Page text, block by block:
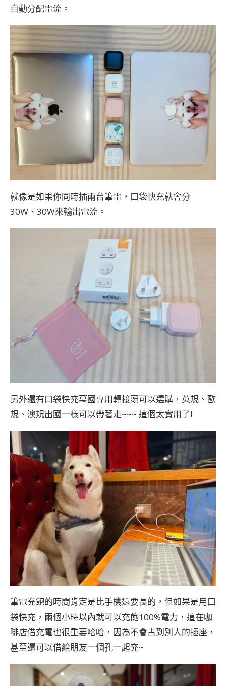
自動分配電流。
就像是如果你同時插兩台筆電，口袋快充就會分
30W、30W來輸出電流。
另外還有口袋快充萬國專用轉接頭可以選購，英規、歐
規、澳規出國一樣可以帶著走~~~ 這個太實用了!
筆電充飽的時間肯定是比手機還要長的，但如果是用口
袋快充，兩個小時以內就可以充飽100%電力，這在咖
啡店借充電也很重要哈哈，因為不會占到別人的插座，
甚至還可以借給朋友一個孔一起充~